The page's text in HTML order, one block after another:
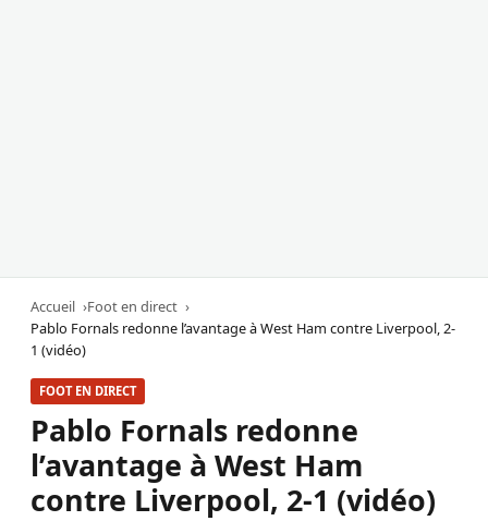
Accueil
Foot en direct
Pablo Fornals redonne l’avantage à West Ham contre Liverpool, 2-
1 (vidéo)
FOOT EN DIRECT
Pablo Fornals redonne
l’avantage à West Ham
contre Liverpool, 2-1 (vidéo)